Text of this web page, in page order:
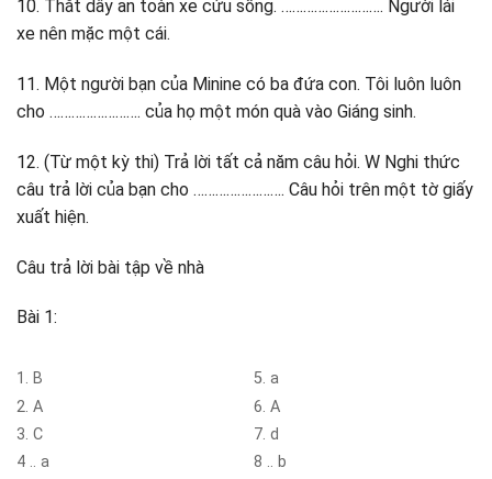
10. Thắt dây an toàn xe cứu sống. ………………………. Người lái
xe nên mặc một cái.
11. Một người bạn của Minine có ba đứa con. Tôi luôn luôn
cho ……………………. của họ một món quà vào Giáng sinh.
12. (Từ một kỳ thi) Trả lời tất cả năm câu hỏi. W Nghi thức
câu trả lời của bạn cho ……………………. Câu hỏi trên một tờ giấy
xuất hiện.
Câu trả lời bài tập về nhà
Bài 1:
1. B
2. A
3. C
4 .. a
5. a
6. A
7. d
8 .. b